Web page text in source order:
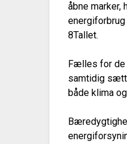
åbne marker,
8Tallet.
Fælles for de
samtidig
både klima